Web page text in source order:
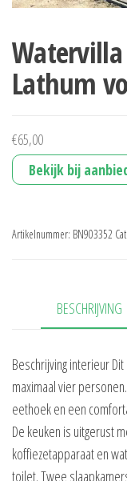
Lathum
€65,00
Bekijk bij
Artikelnummer: BN903352
BESCHRIJVING
Beschrijving interieur
maximaal vier
eethoek en een
De keuken is uitgerust
koffiezetapparaat en
toilet. Twee